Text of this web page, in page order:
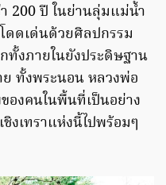
200 ปี ในย่านลุ่มแม่น้ำ
ดดเด่นด้วยศิลปกรรม
ทั้งภายในยังประดิษฐาน
ทั้งพระนอน หลวงพ่อ
องคนในพื้นที่เป็นอย่าง
งเทราแห่งนี้ไปพร้อมๆ